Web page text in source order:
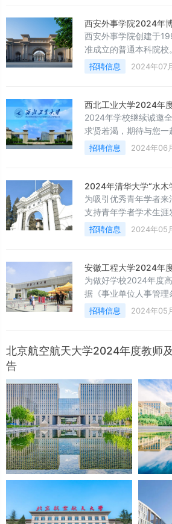
措，持续营造“人才优先
围。天津师范大学将于
九届
西安外事学院2024年
西安外事学院创建于
准成立的普通本科院校
西部、面向全国、辐射
明的国际化、应用型、
西安高新技术产业开发
个特色学院和马克思
开设本科专业44个，形
管理、经济、工学、医
展的学科专业体
招聘信息 2024年07
西北工业大学2024年
2024年学校继续诚邀
求贤若渴，期待与您一
世界一流大学和一流学
招聘信息 2024年06
2024年清华大学“水木
为吸引优秀青年学者来
支持青年学者学术生涯
才，学校于2019年设立
划。现启动2024年“水
欢迎潜心学术、勇于创
学者”！一、工作与生
万元（税前），资助期
请人的综合情况给予额
招聘信息 2024年05
安徽工程大学2024年
为做好学校2024年度
据《事业单位人事管理
位公开招聘人员暂行办
项公告如下：一、招聘
用。二、招聘计划及待
条件招聘对象为符合招
招聘信息 2024年05
北京航空航天大学2024年度教师
告